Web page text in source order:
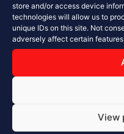
store and/or access device
technologies will allow us to
unique IDs on this site. Not
adversely affect certain
View